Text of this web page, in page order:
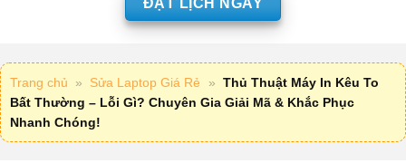
Trang chủ » Sửa Laptop Giá Rẻ » Thủ Thuật Máy In Kêu To
Bất Thường – Lỗi Gì? Chuyên Gia Giải Mã & Khắc Phục
Nhanh Chóng!